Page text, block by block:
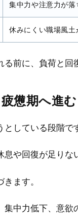
集中力や注意力が
休みにくい職場風
前に、負荷と
憊期へ進
としている段階で
息や回復が足り
ます。
中力低下、意